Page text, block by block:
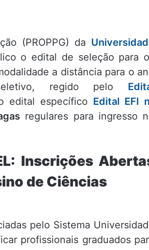
(PROPPG) da
o edital de seleção para
a distância para o
regido pelo
edital específico Edital EFI
regulares para ingresso
Inscrições
de Ciências
pelo Sistema
profissionais graduados